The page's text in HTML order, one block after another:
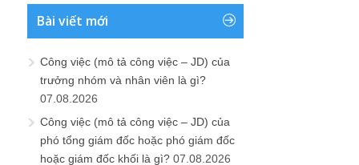
Bài viết mới
Công việc (mô tả công việc – JD) của
trưởng nhóm và nhân viên là gì?
07.08.2026
Công việc (mô tả công việc – JD) của
phó tổng giám đốc hoặc phó giám đốc
hoặc giám đốc khối là gì? 07.08.2026